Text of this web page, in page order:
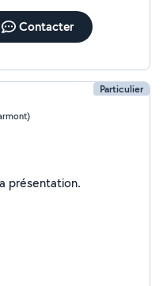
Contacter
Particulier
Je n'ai pas encore renseigné ma présentation.